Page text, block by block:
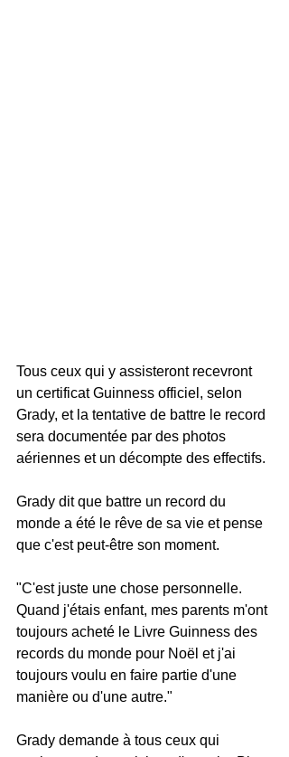
Tous ceux qui y assisteront recevront
un certificat Guinness officiel, selon
Grady, et la tentative de battre le record
sera documentée par des photos
aériennes et un décompte des effectifs.
Grady dit que battre un record du
monde a été le rêve de sa vie et pense
que c'est peut-être son moment.
"C'est juste une chose personnelle.
Quand j'étais enfant, mes parents m'ont
toujours acheté le Livre Guinness des
records du monde pour Noël et j'ai
toujours voulu en faire partie d'une
manière ou d'une autre."
Grady demande à tous ceux qui